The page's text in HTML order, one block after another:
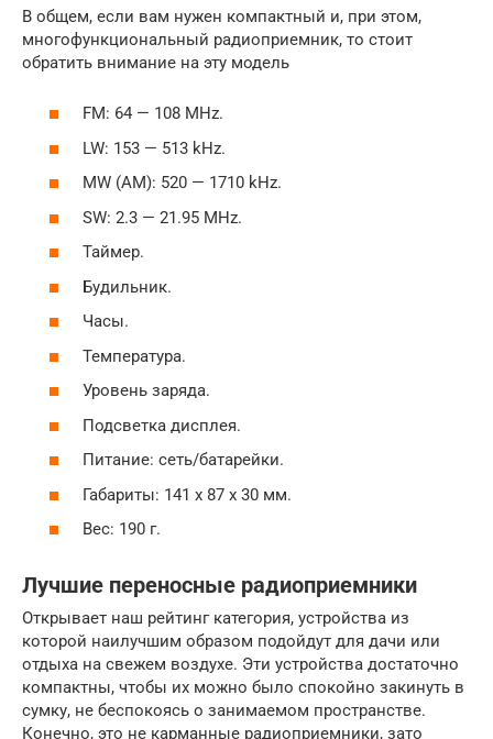
В общем, если вам нужен компактный и, при этом,
многофункциональный радиоприемник, то стоит
обратить внимание на эту модель
FM: 64 — 108 MHz.
LW: 153 — 513 kHz.
MW (AM): 520 — 1710 kHz.
SW: 2.3 — 21.95 MHz.
Таймер.
Будильник.
Часы.
Температура.
Уровень заряда.
Подсветка дисплея.
Питание: сеть/батарейки.
Габариты: 141 х 87 х 30 мм.
Вес: 190 г.
Лучшие переносные радиоприемники
Открывает наш рейтинг категория, устройства из
которой наилучшим образом подойдут для дачи или
отдыха на свежем воздухе. Эти устройства достаточно
компактны, чтобы их можно было спокойно закинуть в
сумку, не беспокоясь о занимаемом пространстве.
Конечно, это не карманные радиоприемники, зато